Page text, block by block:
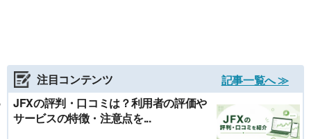
注目コンテンツ
記事一覧へ ≫
JFXの評判・口コミは？利用者の評価や
サービスの特徴・注意点を...